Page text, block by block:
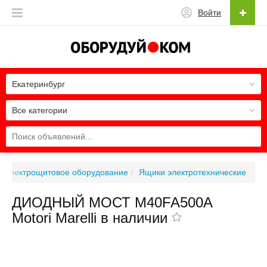
Войти
Все категории
Екатеринбург
Электрощитовое оборудование Ящики электротехнические
ДИОДНЫЙ МОСТ M40FA500A
Motori Marelli в наличии